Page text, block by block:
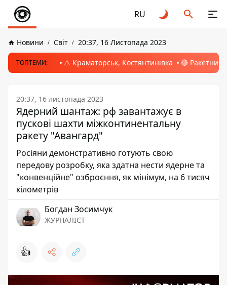
RU
Новини Світ 20:37, 16 Листопада 2023
ТОПТЕМИ: ⚠️ Краматорськ, Костянтинівка 🔴 Ракетний
20:37, 16 листопада 2023
Ядерний шантаж: рф завантажує в
пускові шахти міжконтинентальну
ракету "Авангард"
Росіяни демонстративно готують свою
передову розробку, яка здатна нести ядерне та
"конвенційне" озброєння, як мінімум, на 6 тисяч
кілометрів
Богдан Зосимчук
ЖУРНАЛІСТ
👍